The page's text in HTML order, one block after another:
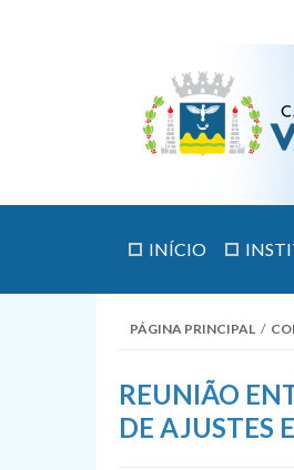
INÍCIO
PÁGINA PRINCIPAL /
REUNIÃO
DE AJUSTES